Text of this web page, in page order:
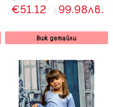
картинка за момиче
€51.12 99.98лв.
Виж детайли